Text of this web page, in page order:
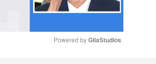
Powered by GliaStudios